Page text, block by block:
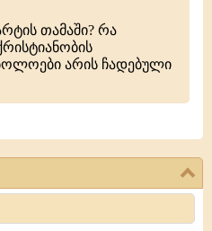
თამაში? რა
არის ჩადებული